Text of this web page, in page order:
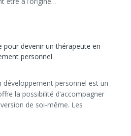
pour devenir un thérapeute en
personnel
développement personnel est un
la possibilité d’accompagner
de soi-même. Les